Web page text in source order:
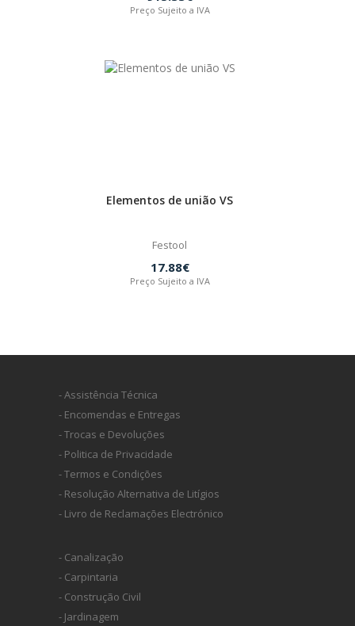
Preço Sujeito a IVA
Elementos de união VS
Festool
17.88€
Preço Sujeito a IVA
- Assistência Técnica
- Encomendas e Entregas
- Trocas e Devoluções
- Politica de Privacidade
- Termos e Condições
- Resolução Alternativa de Litígios
- Livro de Reclamações Electrónico
- Canalização
- Carpintaria
- Construção Civil
- Jardinagem